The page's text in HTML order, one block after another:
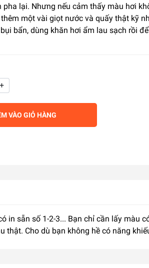
pha lại. Nhưng nếu cảm thấy màu hơi
một vài giọt nước và quấy thật kỹ
bẩn, dùng khăn hơi ẩm lau sạch rồi để
+
VÀO GIỎ HÀNG
sẵn số 1-2-3... Bạn chỉ cần lấy màu
Cho dù bạn không hề có năng